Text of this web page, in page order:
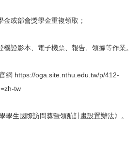
或部會獎學金重複領取；
證影本、電子機票、報告、領據等作業。
網 https://oga.site.nthu.edu.tw/p/412-
tw
學生國際訪問獎暨領航計畫設置辦法》。